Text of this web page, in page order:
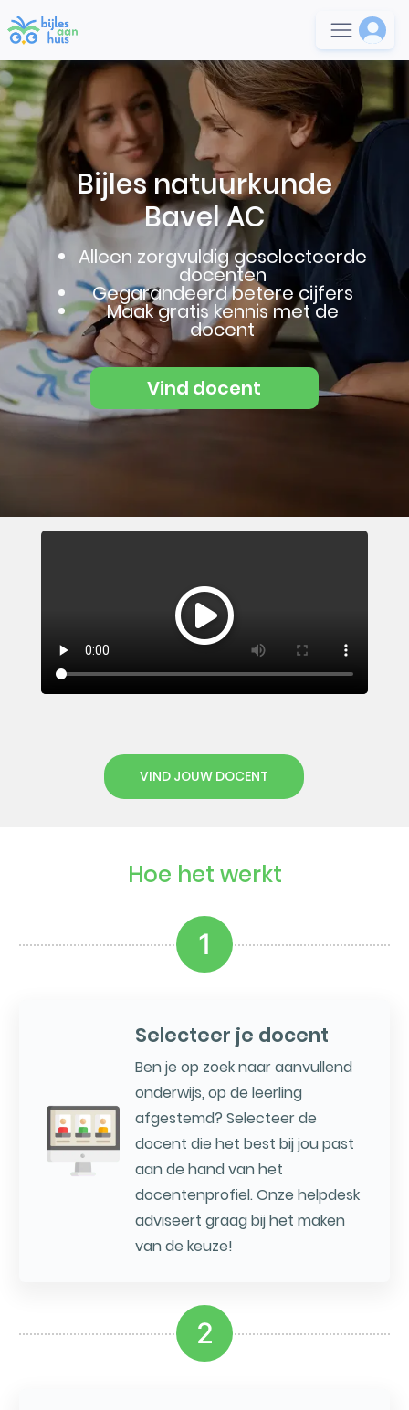
Bijles natuurkunde
Bavel AC
Alleen zorgvuldig geselecteerde
docenten
Gegarandeerd betere cijfers
Maak gratis kennis met de
docent
Vind docent
VIND JOUW DOCENT
Hoe het werkt
1
Selecteer je docent
Ben je op zoek naar aanvullend
onderwijs, op de leerling
afgestemd? Selecteer de
docent die het best bij jou past
aan de hand van het
docentenprofiel. Onze helpdesk
adviseert graag bij het maken
van de keuze!
2